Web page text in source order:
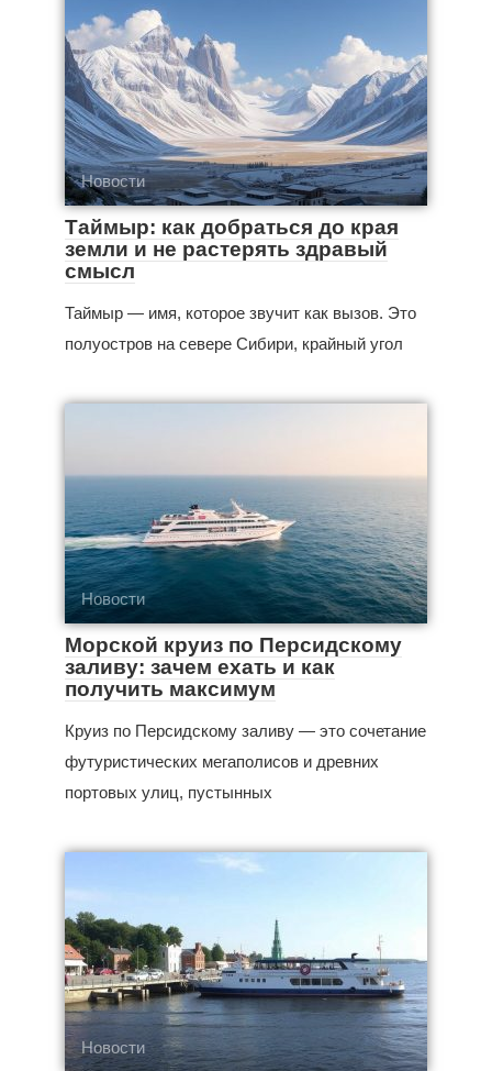
Новости
Таймыр: как добраться до края
земли и не растерять здравый
смысл
Таймыр — имя, которое звучит как вызов. Это
полуостров на севере Сибири, крайный угол
Новости
Морской круиз по Персидскому
заливу: зачем ехать и как
получить максимум
Круиз по Персидскому заливу — это сочетание
футуристических мегаполисов и древних
портовых улиц, пустынных
Новости